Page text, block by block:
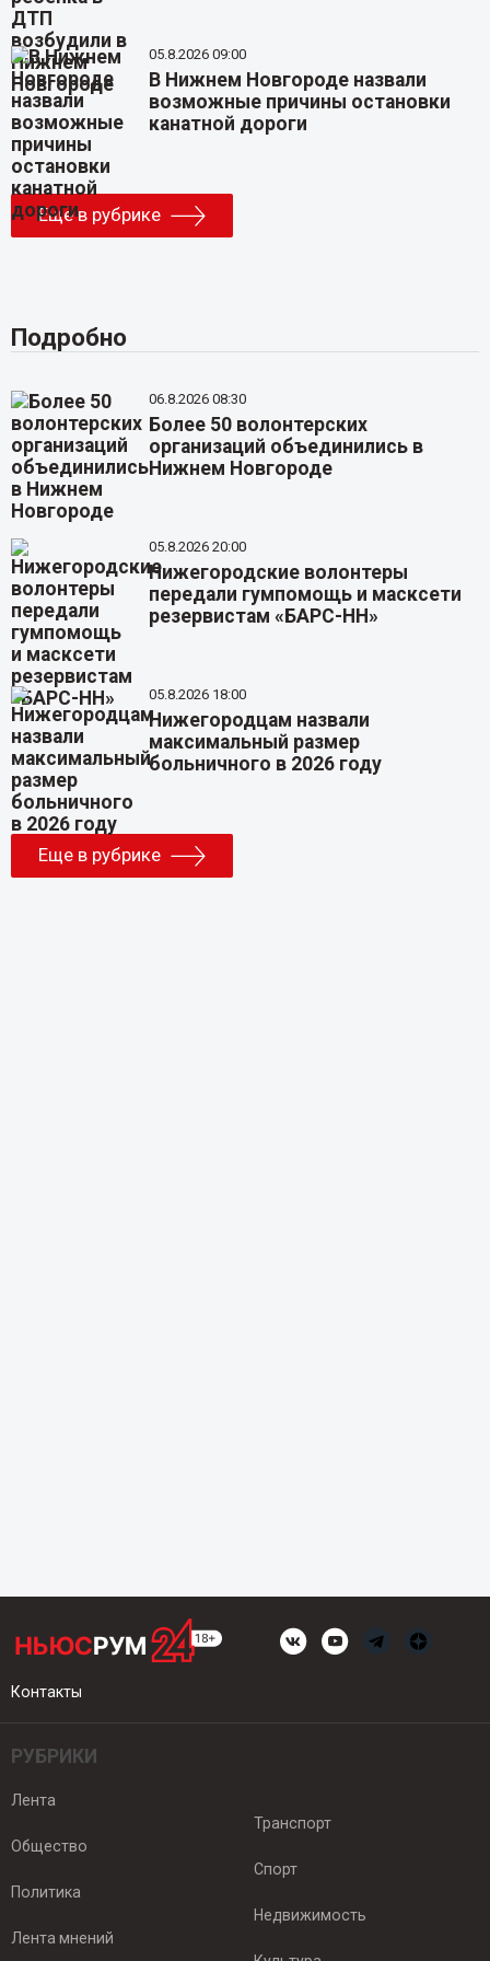
05.8.2026 09:00
В Нижнем Новгороде назвали
возможные причины остановки
канатной дороги
Еще в рубрике
Подробно
06.8.2026 08:30
Более 50 волонтерских
организаций объединились в
Нижнем Новгороде
05.8.2026 20:00
Нижегородские волонтеры
передали гумпомощь и масксети
резервистам «БАРС-НН»
05.8.2026 18:00
Нижегородцам назвали
максимальный размер
больничного в 2026 году
Еще в рубрике
Контакты
РУБРИКИ
Лента
Общество
Политика
Лента мнений
Транспорт
Спорт
Недвижимость